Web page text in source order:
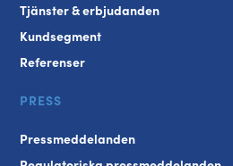
Tjänster & erbjudanden
Kundsegment
Referenser
PRESS
Pressmeddelanden